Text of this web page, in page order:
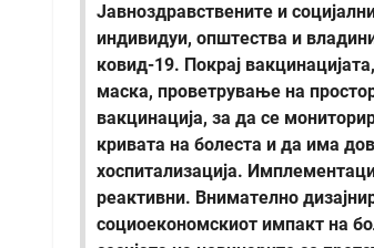
Јавноздравствените и
индивидуи, општества и
ковид-19. Покрај
маска, проветрување на
вакцинација, за да се
кривата нa болеста и да има
хоспитализација.
реактивни. Внимателно
социоекономскиот импакт на